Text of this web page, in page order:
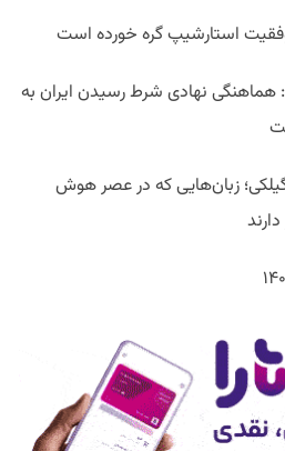
استارشیپ گره خورده است
نهادی شرط رسیدن ایران به
زبان‌هایی که در عصر هوش